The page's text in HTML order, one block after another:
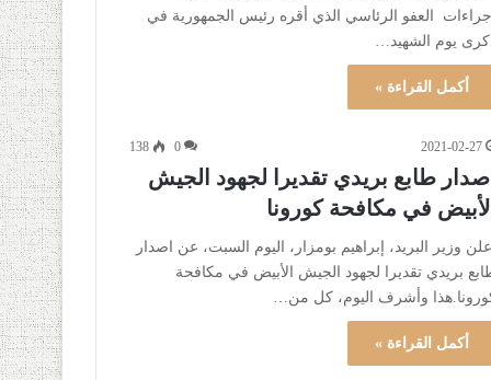
إجراءات العفو الرئاسي الذي أقره رئيس الجمهورية في
يوم الشهيد…
أكمل القراءة »
2021-02-27
0
138
إصدار طابع بريدي تقديرا لجهود الجيش
الأبيض في مكافحة كورونا
أعلن وزير البريد، إبراهيم بومزار، اليوم السبت، عن اصدار
بريدي تقديرا لجهود الجيش الأبيض في مكافحة
وأشرف اليوم، كل من…
أكمل القراءة »